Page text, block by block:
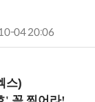
04 20:06
스)